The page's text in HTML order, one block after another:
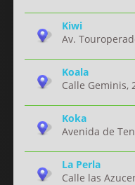
Kiwi
Av.
Koala
Calle Geminis,
Koka
Avenida de
La Perla
Calle las